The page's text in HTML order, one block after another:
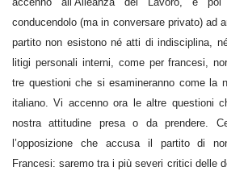
conducendolo (ma in conversare privato) ad
partito non esistono né atti di indisciplina,
litigi personali interni, come per francesi,
tre questioni che si esamineranno come la
italiano. Vi accenno ora le altre questioni
nostra attitudine presa o da prendere.
l’opposizione che accusa il partito di
Francesi: saremo tra i più severi critici delle